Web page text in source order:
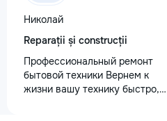
Николай
Reparații și construcții
Профессиональный ремонт
бытовой техники Вернем к
жизни вашу технику быстро,